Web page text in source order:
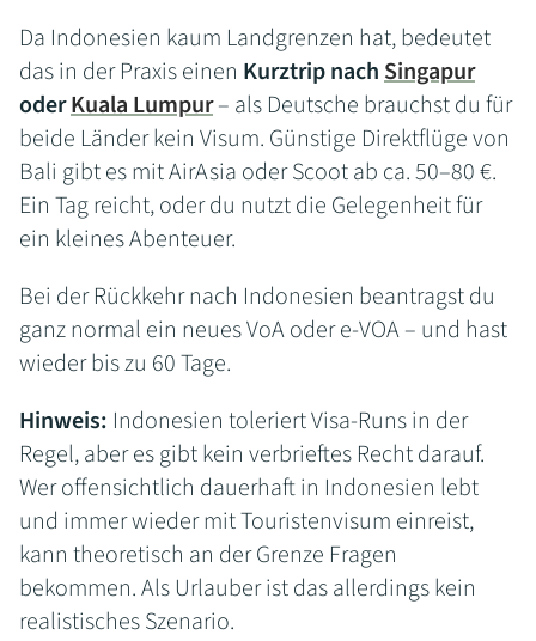
Da Indonesien kaum Landgrenzen hat, bedeutet
das in der Praxis einen Kurztrip nachSingapur
oderKuala Lumpur– als Deutsche brauchst du für
beide Länder kein Visum. Günstige Direktflüge von
Bali gibt es mit AirAsia oder Scoot ab ca. 50–80 €.
Ein Tag reicht, oder du nutzt die Gelegenheit für
ein kleines Abenteuer.
Bei der Rückkehr nach Indonesien beantragst du
ganz normal ein neues VoA oder e-VOA – und hast
wieder bis zu 60 Tage.
Hinweis: Indonesien toleriert Visa-Runs in der
Regel, aber es gibt kein verbrieftes Recht darauf.
Wer offensichtlich dauerhaft in Indonesien lebt
und immer wieder mit Touristenvisum einreist,
kann theoretisch an der Grenze Fragen
bekommen. Als Urlauber ist das allerdings kein
realistisches Szenario.